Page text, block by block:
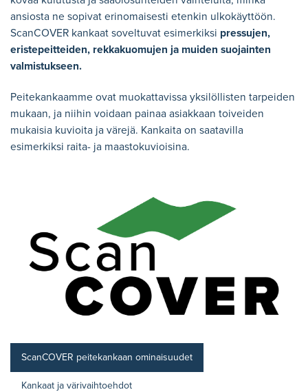
ansiosta ne sopivat erinomaisesti etenkin ulkokäyttöön.
ScanCOVER kankaat soveltuvat esimerkiksi pressujen,
eristepeitteiden, rekkakuomujen ja muiden suojainten
valmistukseen.
Peitekankaamme ovat muokattavissa yksilöllisten tarpeiden
mukaan, ja niihin voidaan painaa asiakkaan toiveiden
mukaisia kuvioita ja värejä. Kankaita on saatavilla
esimerkiksi raita- ja maastokuvioisina.
ScanCOVER peitekankaan ominaisuudet
Kankaat ja värivaihtoehdot